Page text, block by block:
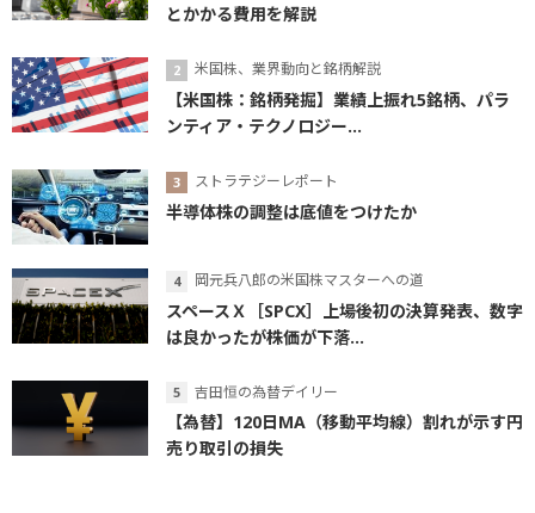
とかかる費用を解説
米国株、業界動向と銘柄解説
【米国株：銘柄発掘】業績上振れ5銘柄、パラ
ンティア・テクノロジー...
ストラテジーレポート
半導体株の調整は底値をつけたか
岡元兵八郎の米国株マスターへの道
スペースＸ［SPCX］上場後初の決算発表、数字
は良かったが株価が下落...
吉田恒の為替デイリー
【為替】120日MA（移動平均線）割れが示す円
売り取引の損失